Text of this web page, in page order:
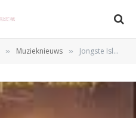
» Muzieknieuws » Jongste Isley-broer overleden